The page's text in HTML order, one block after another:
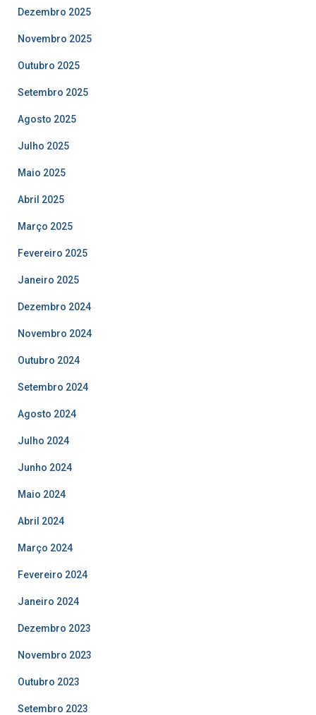
Dezembro 2025
Novembro 2025
Outubro 2025
Setembro 2025
Agosto 2025
Julho 2025
Maio 2025
Abril 2025
Março 2025
Fevereiro 2025
Janeiro 2025
Dezembro 2024
Novembro 2024
Outubro 2024
Setembro 2024
Agosto 2024
Julho 2024
Junho 2024
Maio 2024
Abril 2024
Março 2024
Fevereiro 2024
Janeiro 2024
Dezembro 2023
Novembro 2023
Outubro 2023
Setembro 2023